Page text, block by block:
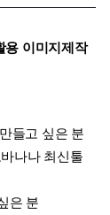
용 이미지제작
들고 싶은 분
나나 최신툴
은 분